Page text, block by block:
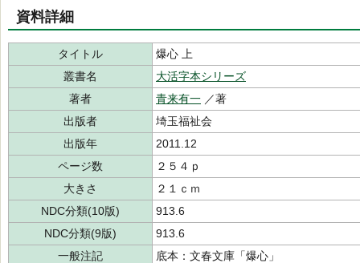
資料詳細
タイトル
爆心 上
叢書名
大活字本シリーズ
著者
青来有一 ／著
出版者
埼玉福祉会
出版年
2011.12
ページ数
２５４ｐ
大きさ
２１ｃｍ
NDC分類(10版)
913.6
NDC分類(9版)
913.6
一般注記
底本：文春文庫「爆心」